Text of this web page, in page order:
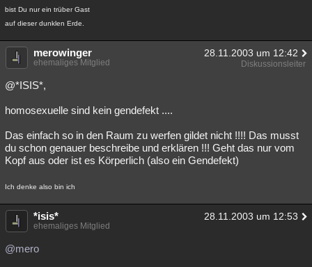
bist Du nur ein trüber Gast
auf dieser dunklen Erde.
merowinger 28.11.2003 um 12:42
ehemaliges Mitglied Diskussionsleiter
@*ISIS*,
homosexuelle sind kein gendefekt ....
Das einfach so in den Raum zu werfen gildet nicht !!!! Das musst
du schon genauer beschreibe und erklären !!! Geht das nur vom
Kopf aus oder ist es Körperlich (also ein Gendefekt)
Ich denke also bin ich
*isis* 28.11.2003 um 12:53
ehemaliges Mitglied
@mero